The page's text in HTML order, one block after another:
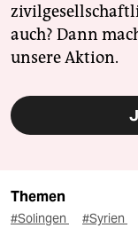
auch? Dann
unsere Aktion.
Themen
#Solingen #Syrien